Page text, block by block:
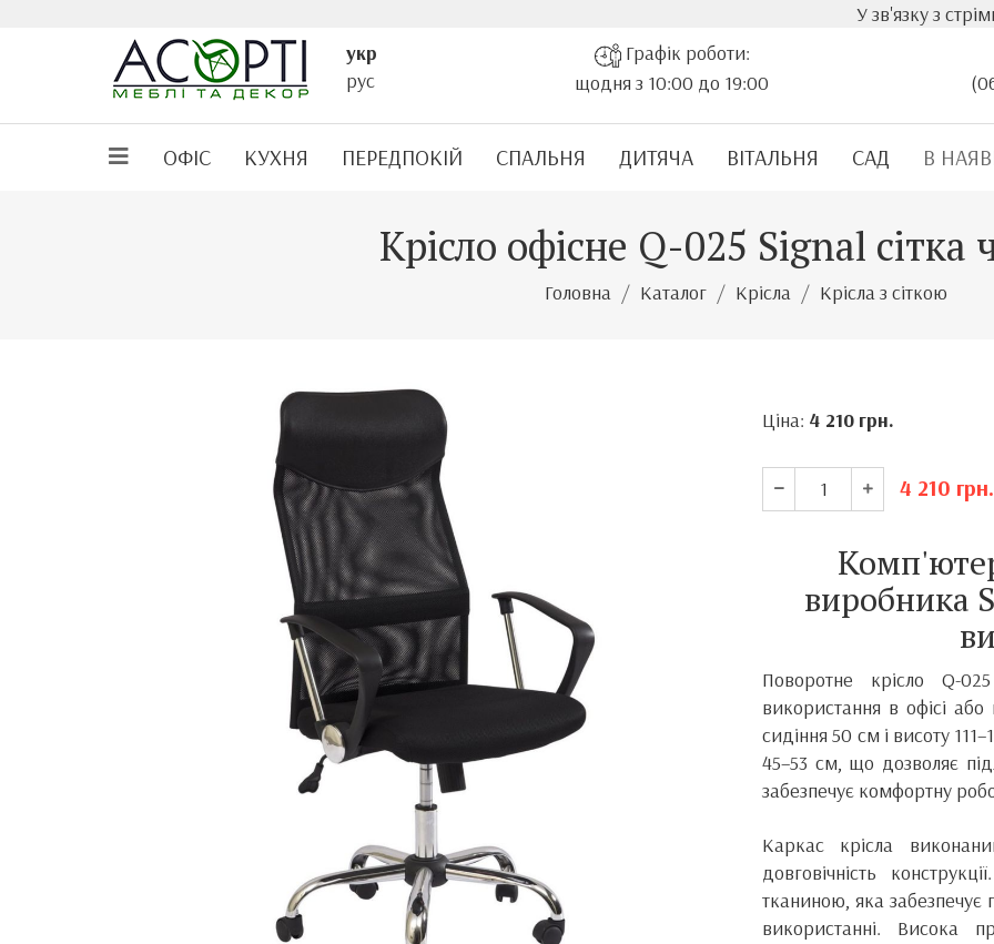
У зв'язку з стрімким
укр
рус
Графік роботи:
щодня з 10:00 до 19:00
ОФІС КУХНЯ ПЕРЕДПОКІЙ СПАЛЬНЯ ДИТЯЧА ВІТАЛЬНЯ САД В
Крісло офісне Q-025 Signal сітка
Головна Каталог Крісла Крісла з сіткою
Ціна: 4 210 грн.
4 210 грн.
виробника
Поворотне крісло Q-
використання в офісі
сидіння 50 см і висоту
45–53 см, що дозволяє
забезпечує комфортну
Каркас крісла
довговічність
тканиною, яка забезпечує
використанні. Висока